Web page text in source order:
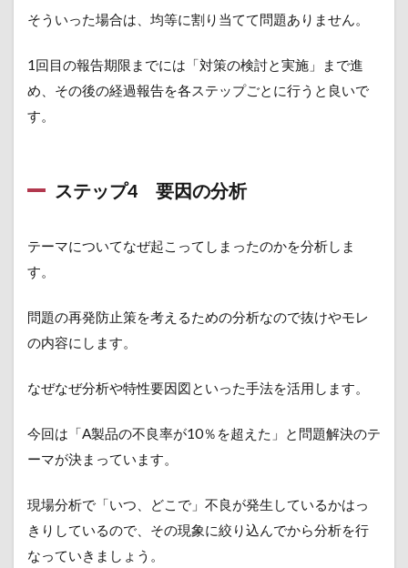
そういった場合は、均等に割り当てて問題ありません。
1回目の報告期限までには「対策の検討と実施」まで進
め、その後の経過報告を各ステップごとに行うと良いで
す。
ステップ4 要因の分析
テーマについてなぜ起こってしまったのかを分析しま
す。
問題の再発防止策を考えるための分析なので抜けやモレ
の内容にします。
なぜなぜ分析や特性要因図といった手法を活用します。
今回は「A製品の不良率が10％を超えた」と問題解決のテ
ーマが決まっています。
現場分析で「いつ、どこで」不良が発生しているかはっ
きりしているので、その現象に絞り込んでから分析を行
なっていきましょう。